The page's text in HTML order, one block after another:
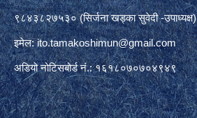
९८४३८२७५३० (सिर्जना खड्का सुवेदी -उपाध्यक्ष)
इमेल:ito.tamakoshimun@gmail.com
अडियो नोटिसबोर्ड नं.: १६१८०७०७०४९४९